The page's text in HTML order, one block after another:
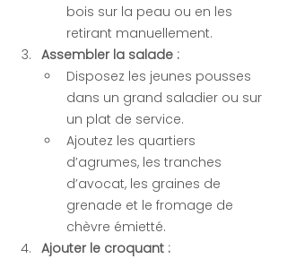
bois sur la peau ou en les
retirant manuellement.
Assembler la salade :
Disposez les jeunes pousses
dans un grand saladier ou sur
un plat de service.
Ajoutez les quartiers
d’agrumes, les tranches
d’avocat, les graines de
grenade et le fromage de
chèvre émietté.
Ajouter le croquant :